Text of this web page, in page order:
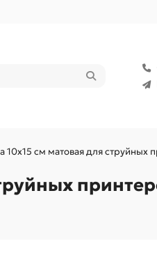
10х15 см матовая для